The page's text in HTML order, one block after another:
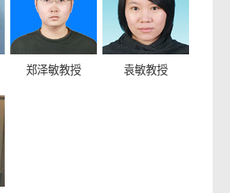
郑泽敏教授 袁敏教授